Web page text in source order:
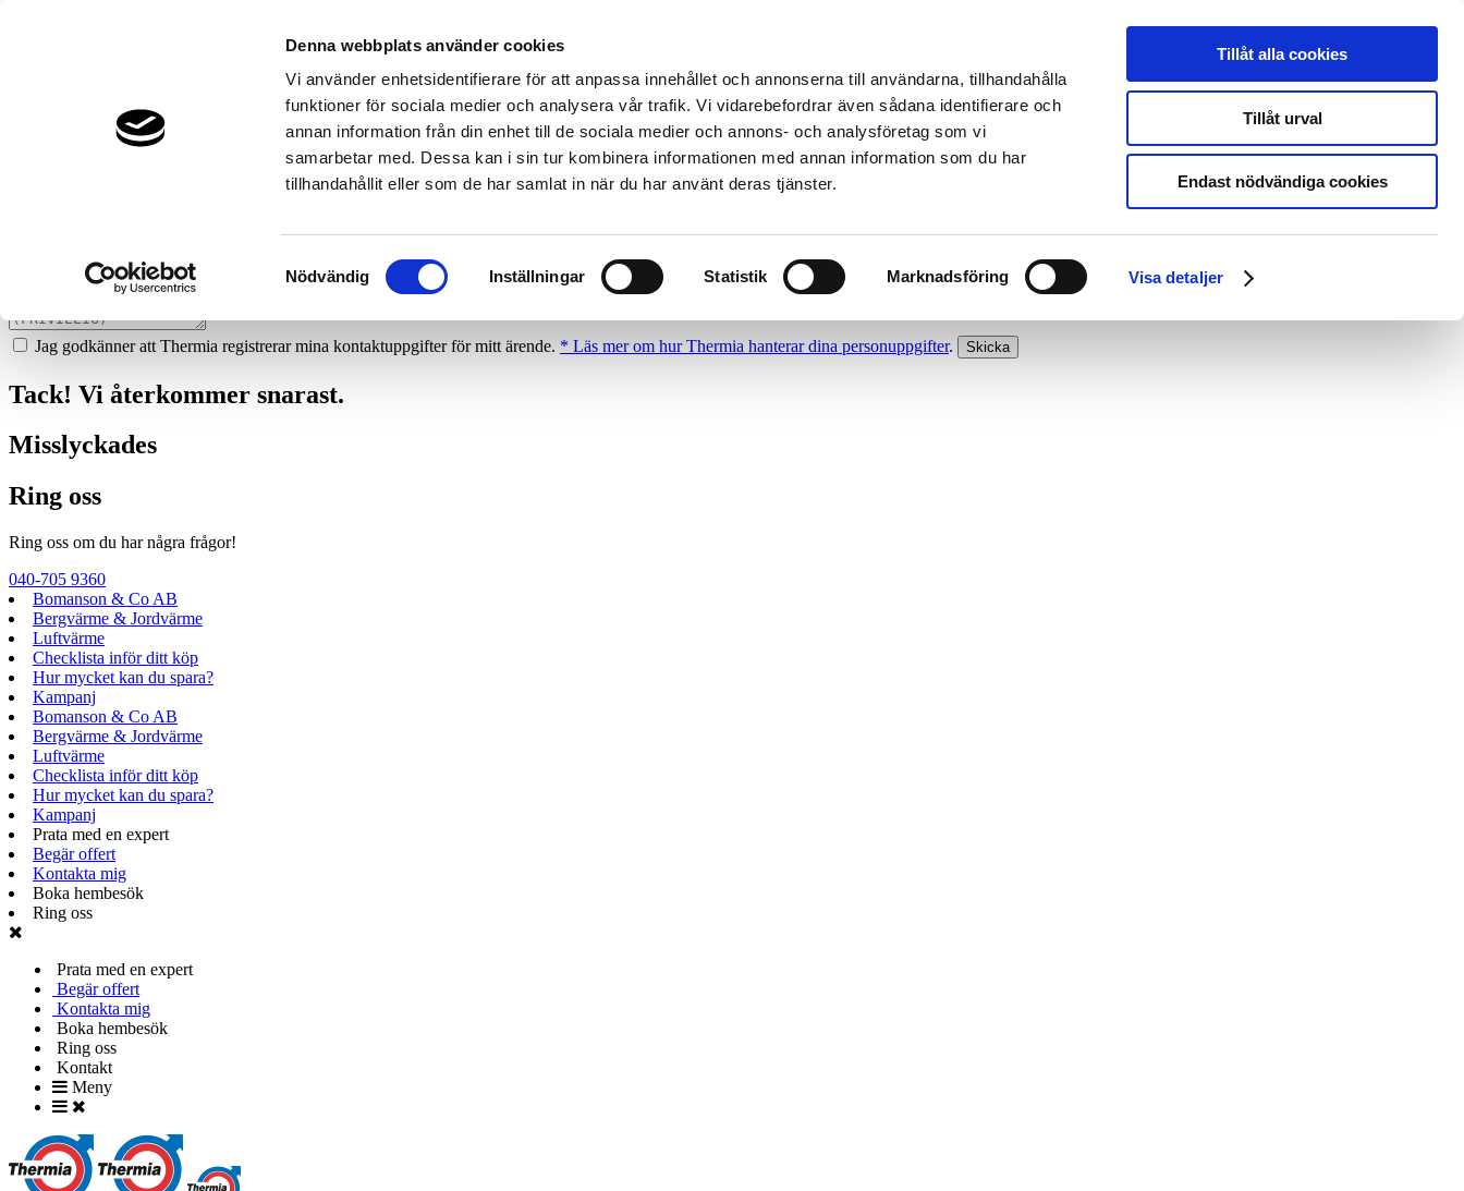
Denna webbplats använder cookies
Vi använder enhetsidentifierare för att anpassa innehållet och annonserna till användarna, tillhandahålla
funktioner för sociala medier och analysera vår trafik. Vi vidarebefordrar även sådana identifierare och
annan information från din enhet till de sociala medier och annons- och analysföretag som vi
samarbetar med. Dessa kan i sin tur kombinera informationen med annan information som du har
tillhandahållit eller som de har samlat in när du har använt deras tjänster.
Samtyckesval
Nödvändig Inställningar Statistik Marknadsföring Visa detaljer
Tillåt alla cookies
Tillåt urval
Endast nödvändiga cookies
Vi ger dig gärna goda råd - helt kostnadsfritt.
Vi hjälper dig att räkna ut mycket du kan spara med en värmepump!
Jag godkänner att Thermia registrerar mina kontaktuppgifter för mitt ärende. * Läs mer om hur Thermia hanterar dina personuppgifter.
Tack! Vi återkommer snarast.
Misslyckades
Ring oss
Ring oss om du har några frågor!
040-705 9360
Bomanson & Co AB
Bergvärme & Jordvärme
Luftvärme
Checklista inför ditt köp
Hur mycket kan du spara?
Kampanj
Bomanson & Co AB
Bergvärme & Jordvärme
Luftvärme
Checklista inför ditt köp
Hur mycket kan du spara?
Kampanj
Prata med en expert
Begär offert
Kontakta mig
Boka hembesök
Ring oss
Prata med en expert
Begär offert
Kontakta mig
Boka hembesök
Ring oss
Kontakt
Meny